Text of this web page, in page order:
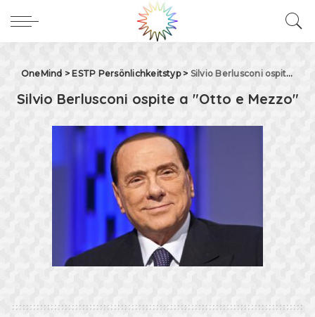
OneMind > ESTP Persönlichkeitstyp> Silvio Berlusconi ospite a "Otto e Mezzo"
Silvio Berlusconi ospite a "Otto e Mezzo"